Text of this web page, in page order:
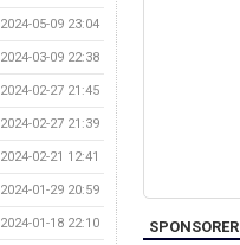
2024-05-09 23:04
2024-03-09 22:38
2024-02-27 21:45
2024-02-27 21:39
2024-02-21 12:41
2024-01-29 20:59
2024-01-18 22:10 SPONSORER